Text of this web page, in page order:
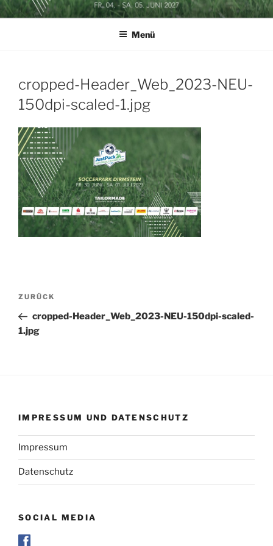
Zum
InhaltSOCCERGOLF BUSINESSCUP
Menü
cropped-Header_Web_2023-NEU-
150dpi-scaled-1.jpg
Beitragsnavigation
Vorheriger
Beitrag
ZURÜCK
cropped-Header_Web_2023-NEU-150dpi-scaled-
1.jpg
IMPRESSUM UND DATENSCHUTZ
Impressum
Datenschutz
SOCIAL MEDIA